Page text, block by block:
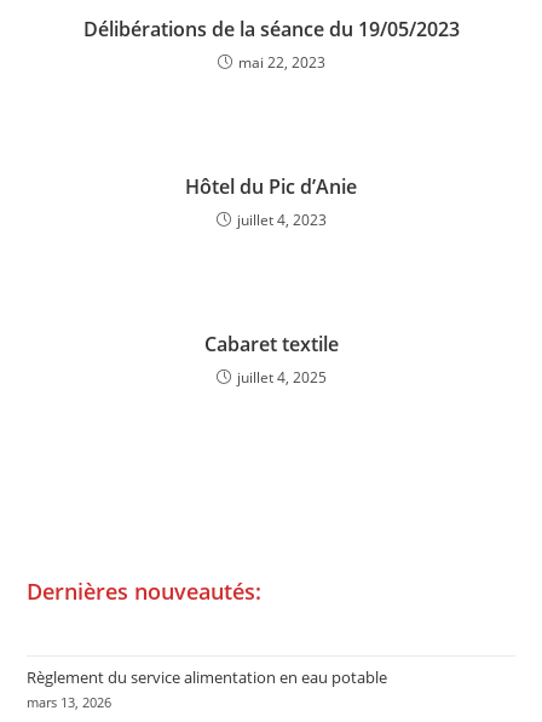
Délibérations de la séance du 19/05/2023
mai 22, 2023
Hôtel du Pic d’Anie
juillet 4, 2023
Cabaret textile
juillet 4, 2025
Dernières nouveautés:
Règlement du service alimentation en eau potable
mars 13, 2026